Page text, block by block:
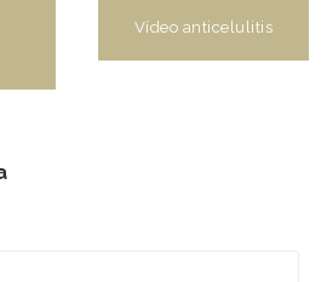
Vídeo anticelulitis